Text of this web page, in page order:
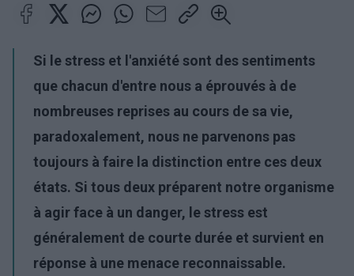
Si le stress et l'anxiété sont des sentiments
que chacun d'entre nous a éprouvés à de
nombreuses reprises au cours de sa vie,
paradoxalement, nous ne parvenons pas
toujours à faire la distinction entre ces deux
états. Si tous deux préparent notre organisme
à agir face à un danger, le stress est
généralement de courte durée et survient en
réponse à une menace reconnaissable.